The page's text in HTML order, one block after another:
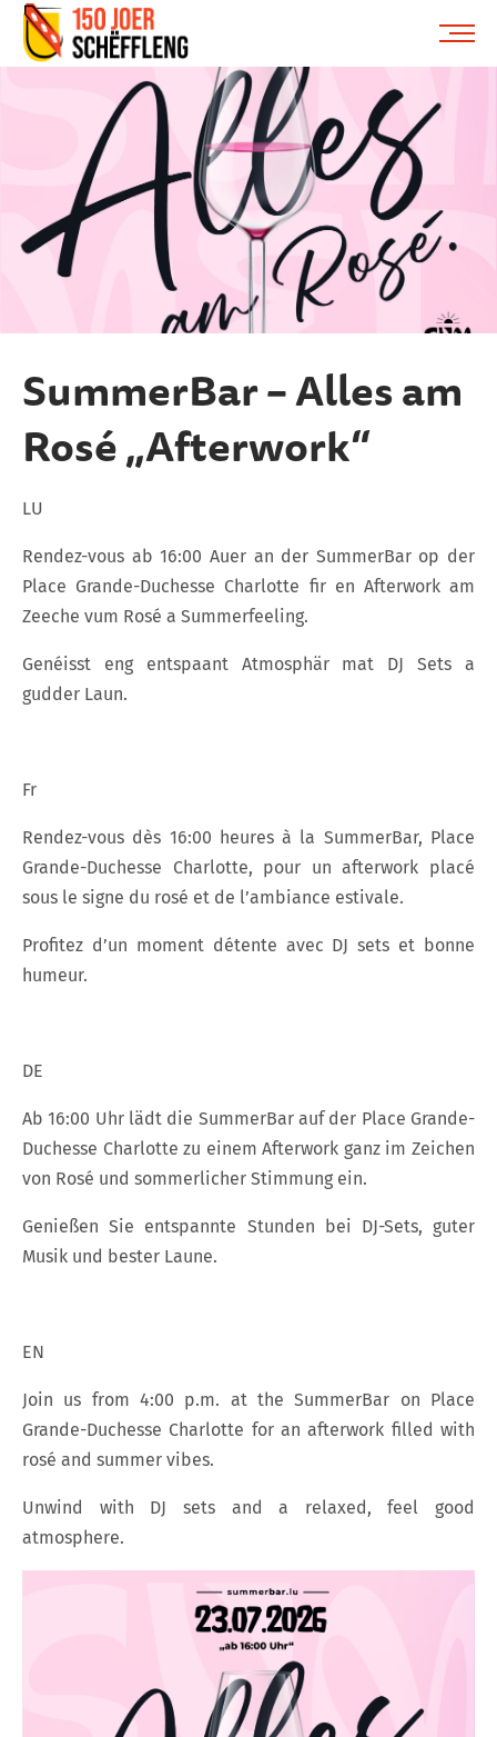
Schifflange, schifflange-logo, gemeng
SummerBar – Alles am
Rosé „Afterwork“
LU
Rendez-vous ab 16:00 Auer an der SummerBar op der
Place Grande-Duchesse Charlotte fir en Afterwork am
Zeeche vum Rosé a Summerfeeling.
Genéisst eng entspaant Atmosphär mat DJ Sets a
gudder Laun.
Fr
Rendez-vous dès 16:00 heures à la SummerBar, Place
Grande-Duchesse Charlotte, pour un afterwork placé
sous le signe du rosé et de l’ambiance estivale.
Profitez d’un moment détente avec DJ sets et bonne
humeur.
DE
Ab 16:00 Uhr lädt die SummerBar auf der Place Grande-
Duchesse Charlotte zu einem Afterwork ganz im Zeichen
von Rosé und sommerlicher Stimmung ein.
Genießen Sie entspannte Stunden bei DJ-Sets, guter
Musik und bester Laune.
EN
Join us from 4:00 p.m. at the SummerBar on Place
Grande-Duchesse Charlotte for an afterwork filled with
rosé and summer vibes.
Unwind with DJ sets and a relaxed, feel good
atmosphere.